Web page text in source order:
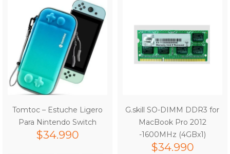
Tomtoc – Estuche Ligero
Para Nintendo Switch
$34.990
G.skill SO-DIMM DDR3 for
MacBook Pro 2012
-1600MHz (4GBx1)
$34.990